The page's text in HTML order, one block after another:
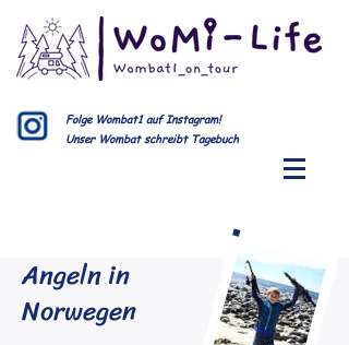
Folge Wombat1 auf Instagram!
Unser Wombat schreibt Tagebuch
Angeln in
Norwegen